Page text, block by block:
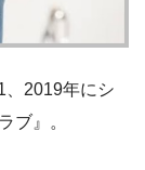
、2019年にシ
ブ』。